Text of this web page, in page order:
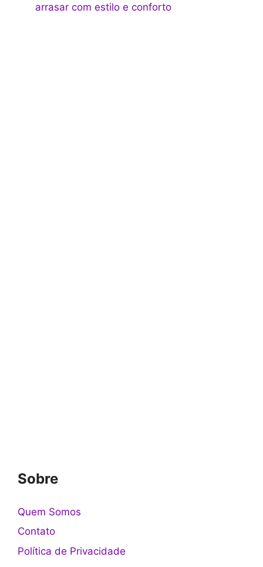
arrasar com estilo e conforto
Sobre
Quem Somos
Contato
Política de Privacidade